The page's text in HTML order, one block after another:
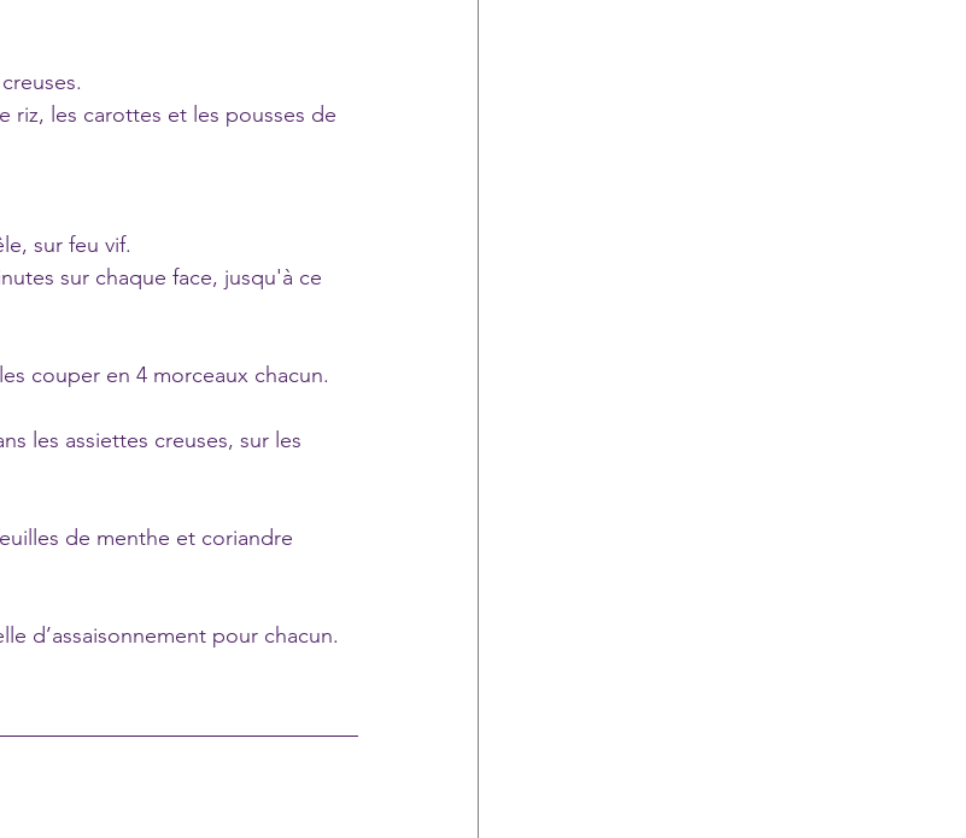
riz, les carottes et les pousses de
sur feu vif.
sur chaque face, jusqu'à ce
couper en 4 morceaux chacun.
les assiettes creuses, sur les
de menthe et coriandre
d’assaisonnement pour chacun.